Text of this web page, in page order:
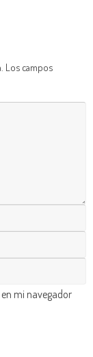
Los campos
mi navegador